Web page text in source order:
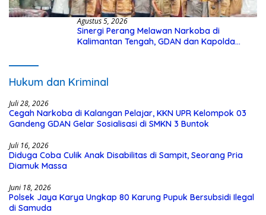
Agustus 5, 2026
Sinergi Perang Melawan Narkoba di
Kalimantan Tengah, GDAN dan Kapolda
Hukum dan Kriminal
Juli 28, 2026
Cegah Narkoba di Kalangan Pelajar, KKN UPR Kelompok 03
Gandeng GDAN Gelar Sosialisasi di SMKN 3 Buntok
Juli 16, 2026
Diduga Coba Culik Anak Disabilitas di Sampit, Seorang Pria
Diamuk Massa
Juni 18, 2026
Polsek Jaya Karya Ungkap 80 Karung Pupuk Bersubsidi Ilegal
di Samuda